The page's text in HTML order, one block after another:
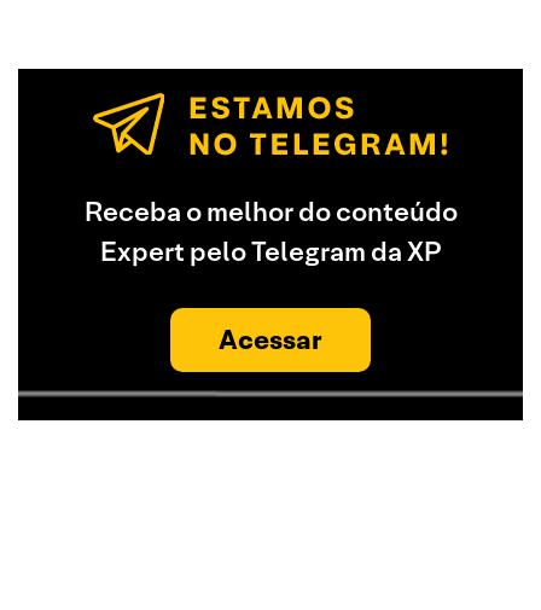
Receba o melhor do conteúdo
Expert pelo Telegram da XP
Acessar